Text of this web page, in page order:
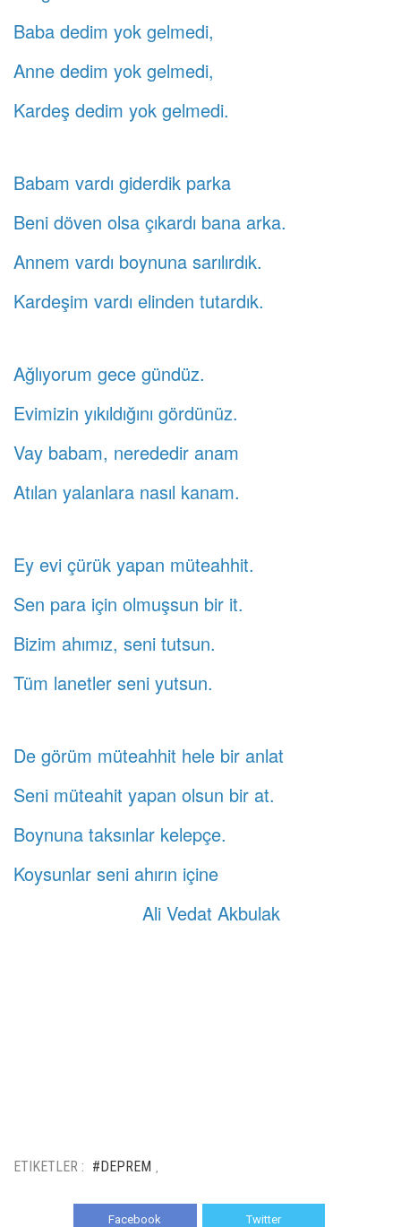
Baba dedim yok gelmedi,
Anne dedim yok gelmedi,
Kardeş dedim yok gelmedi.
Babam vardı giderdik parka
Beni döven olsa çıkardı bana arka.
Annem vardı boynuna sarılırdık.
Kardeşim vardı elinden tutardık.
Ağlıyorum gece gündüz.
Evimizin yıkıldığını gördünüz.
Vay babam, nerededir anam
Atılan yalanlara nasıl kanam.
Ey evi çürük yapan müteahhit.
Sen para için olmuşsun bir it.
Bizim ahımız, seni tutsun.
Tüm lanetler seni yutsun.
De görüm müteahhit hele bir anlat
Seni müteahit yapan olsun bir at.
Boynuna taksınlar kelepçe.
Koysunlar seni ahırın içine
Ali Vedat Akbulak
ETIKETLER : #DEPREM
Facebook Twitter